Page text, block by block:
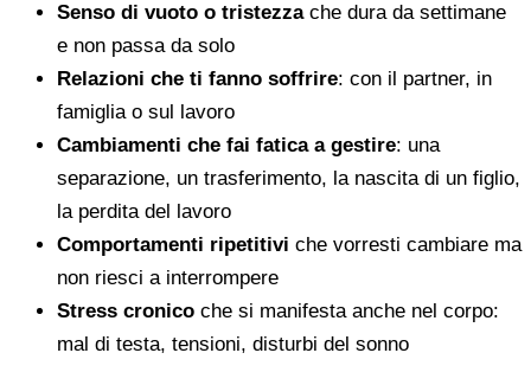
Senso di vuoto o tristezzache dura da settimane
e non passa da solo
Relazioni che ti fanno soffrire: con il partner, in
famiglia o sul lavoro
Cambiamenti che fai fatica a gestire: una
separazione, un trasferimento, la nascita di un figlio,
la perdita del lavoro
Comportamenti ripetitivi che vorresti cambiare ma
non riesci a interrompere
Stress cronico che si manifesta anche nel corpo:
mal di testa, tensioni, disturbi del sonno